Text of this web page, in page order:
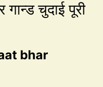
चुदाई पूरी
bhar